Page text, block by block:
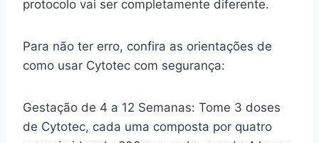
protocolo vai ser completamente diferente.
Para não ter erro, confira as orientações de
como usar Cytotec com segurança:
Gestação de 4 a 12 Semanas: Tome 3 doses
de Cytotec, cada uma composta por quatro